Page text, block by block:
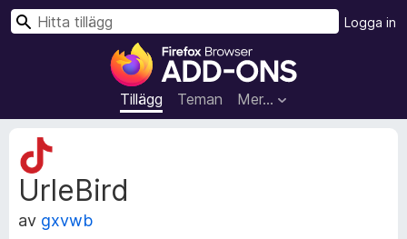
W
e
b
b
Tillägg Teman Mer…
Logga in
S
UrleBird
av gxvwb
e
t
a
d